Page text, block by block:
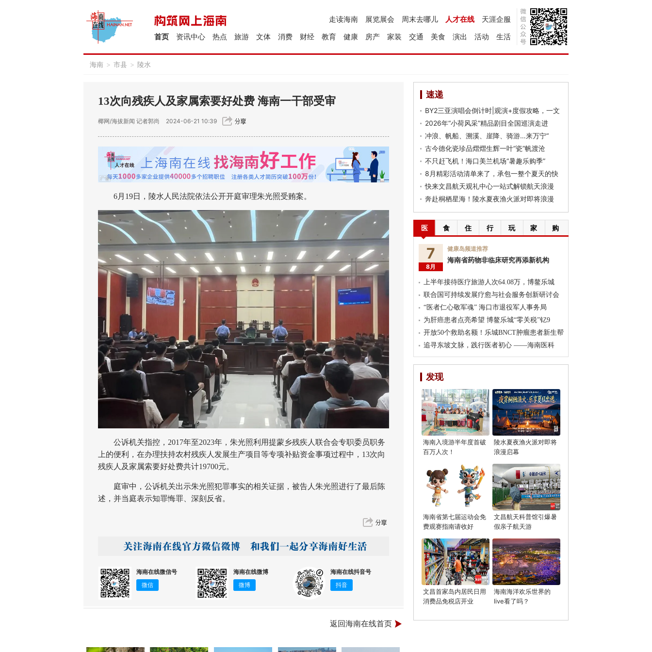
天涯企服
人才在线
周末去哪儿
展览展会
走读海南
生活
活动
演出
美食
交通
家装
房产
健康
教育
财经
消费
文体
旅游
热点
资讯中心
首页
海南 > 市县 > 陵水
13次向残疾人及家属索要好处费 海南一干部受审
椰网/海拔新闻 记者郭尚 2024-06-21 10:39
6月19日，陵水人民法院依法公开开庭审理朱光照受贿案。
公诉机关指控，2017年至2023年，朱光照利用提蒙乡残疾人联合会专职委员职务
上的便利，在办理扶持农村残疾人发展生产项目等专项补贴资金事项过程中，13次向
残疾人及家属索要好处费共计19700元。
庭审中，公诉机关出示朱光照犯罪事实的相关证据，被告人朱光照进行了最后陈
述，并当庭表示知罪悔罪、深刻反省。
海南在线微信号
微信
海南在线微博
微博
海南在线抖音号
抖音
返回海南在线首页
速递
BY2三亚演唱会倒计时|观演+度假攻略，一文
2026年“小荷风采”精品剧目全国巡演走进
冲浪、帆船、溯溪、崖降、骑游…来万宁“
古今德化瓷珍品熠熠生辉一叶“瓷”帆渡沧
不只赶飞机！海口美兰机场“暑趣乐购季”
8月精彩活动清单来了，承包一整个夏天的快
快来文昌航天观礼中心一站式解锁航天浪漫
奔赴桐栖星海！陵水夏夜渔火派对即将浪漫
医 食 住 行 玩 家 购
7
8月
健康岛频道推荐
海南省药物非临床研究再添新机构
上半年接待医疗旅游人次64.08万，博鳌乐城
联合国可持续发展疗愈与社会服务创新研讨会
“医者仁心敬军魂” 海口市退役军人事务局
为肝癌患者点亮希望 博鳌乐城“零关税”钇9
开放50个救助名额！乐城BNCT肿瘤患者新生帮
追寻东坡文脉，践行医者初心 ——海南医科
发现
海南入境游半年度首破
百万人次！
陵水夏夜渔火派对即将
浪漫启幕
海南省第七届运动会免
费观赛指南请收好
文昌航天科普馆引爆暑
假亲子航天游
文昌首家岛内居民日用
消费品免税店开业
海南海洋欢乐世界的
live看了吗？